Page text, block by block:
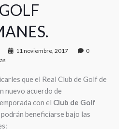
11 noviembre, 2017
0
que el Real Club de Golf de
nuevo acuerdo de
con el Club de Golf
beneficiarse bajo las